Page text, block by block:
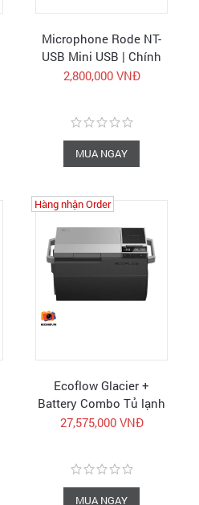
Microphone Rode NT-
USB Mini USB | Chính
hãng
2,800,000 VNĐ
MUA NGAY
Ecoflow Glacier +
Battery Combo Tủ lạnh
di động Camping kèm
27,575,000 VNĐ
Hàng nhận Order
MUA NGAY